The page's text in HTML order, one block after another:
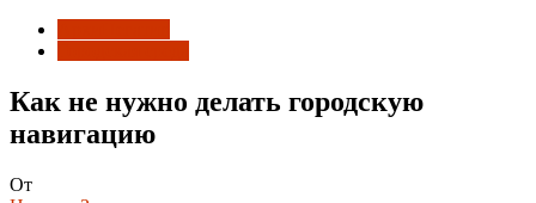
Как не нужно делать городскую
навигацию
От